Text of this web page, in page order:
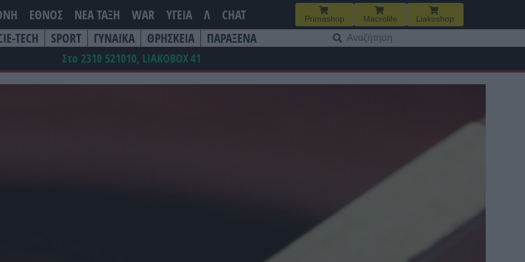
ΕΘΝΟΣ ΝΕΑ ΤΆΞΗ WAR ΥΓΕΙΑ Λ CHAT Primashop Macrolife Liakoshop
TECH SPORT ΓΥΝΑΙΚΑ ΘΡΗΣΚΕΙΑ ΠΑΡΑΞΕΝΑ
για:
Στο 2310 521010, LIAKOBOX41